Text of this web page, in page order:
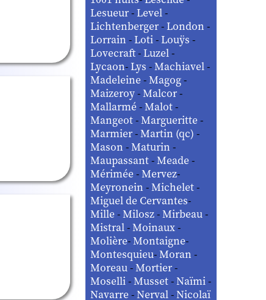
Lesueur-Level-
Lichtenberger-London-
Lorrain-Loti-Louÿs-
Lovecraft-Luzel-
Lycaon-Lys-Machiavel-
Madeleine-Magog-
Maizeroy-Malcor-
Mallarmé-Malot-
Mangeot-Margueritte-
Marmier-Martin (qc)-
Mason-Maturin-
Maupassant-Meade-
Mérimée-Mervez-
Meyronein-Michelet-
Miguel de Cervantes-
Mille-Milosz-Mirbeau-
Mistral-Moinaux-
Molière-Montaigne-
Montesquieu-Moran-
Moreau-Mortier-
Moselli-Musset-Naïmi-
Navarre-Nerval-Nicolaï